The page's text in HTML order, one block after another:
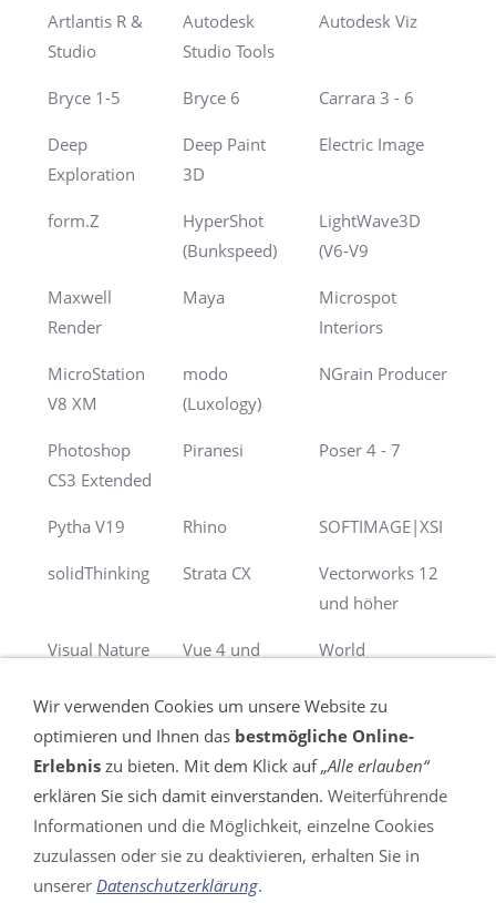
Artlantis R &
Studio
Autodesk
Studio Tools
Autodesk Viz
Bryce 1-5 Bryce 6 Carrara 3 - 6
Deep
Exploration
Deep Paint
3D
Electric Image
form.Z
HyperShot
(Bunkspeed)
LightWave3D
(V6-V9
Maxwell
Render
Maya
Microspot
Interiors
MicroStation
V8 XM
modo
(Luxology)
NGrain Producer
Photoshop
CS3 Extended
Piranesi Poser 4 - 7
Pytha V19 Rhino SOFTIMAGE|XSI
solidThinking Strata CX
Vectorworks 12
und höher
Visual Nature
Vue 4 und
World
VERTRAG WIDERRUFEN
Impressum
Wir verwenden Cookies um unsere Website zu
optimieren und Ihnen das bestmögliche Online-
Erlebnis zu bieten. Mit dem Klick auf„Alle erlauben“
erklären Sie sich damit einverstanden. Weiterführende
Informationen und die Möglichkeit, einzelne Cookies
zuzulassen oder sie zu deaktivieren, erhalten Sie in
unserer Datenschutzerklärung.